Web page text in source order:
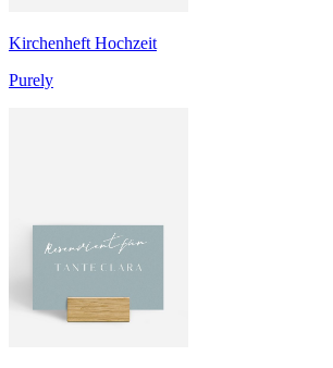
Kirchenheft Hochzeit
Purely